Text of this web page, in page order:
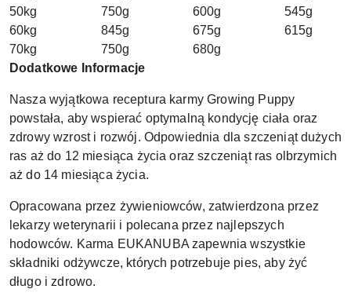
50kg
750g 600g
545g
60kg
845g 675g
615g
70kg
750g
680g
Dodatkowe Informacje
Nasza wyjątkowa receptura karmy Growing Puppy
powstała, aby wspierać optymalną kondycję ciała oraz
zdrowy wzrost i rozwój. Odpowiednia dla szczeniąt dużych
ras aż do 12 miesiąca życia oraz szczeniąt ras olbrzymich
aż do 14 miesiąca życia.
Opracowana przez żywieniowców, zatwierdzona przez
lekarzy weterynarii i polecana przez najlepszych
hodowców. Karma EUKANUBA zapewnia wszystkie
składniki odżywcze, których potrzebuje pies, aby żyć
długo i zdrowo.